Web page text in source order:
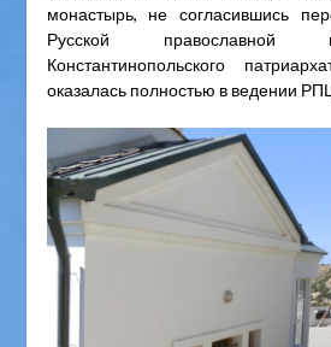
монастырь, не согласившись
Русской православной
Константинопольского
оказалась полностью в ведении